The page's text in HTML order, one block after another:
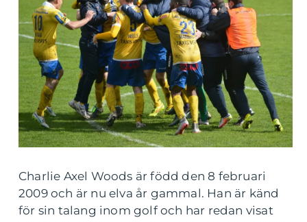
Charlie Axel Woods är född den 8 februari
2009 och är nu elva år gammal. Han är känd
för sin talang inom golf och har redan visat